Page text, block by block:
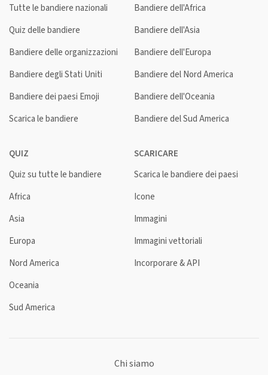
Tutte le bandiere nazionali
Quiz delle bandiere
Bandiere delle organizzazioni
Bandiere degli Stati Uniti
Bandiere dei paesi Emoji
Scarica le bandiere
Bandiere dell'Africa
Bandiere dell'Asia
Bandiere dell'Europa
Bandiere del Nord America
Bandiere dell'Oceania
Bandiere del Sud America
QUIZ
Quiz su tutte le bandiere
Africa
Asia
Europa
Nord America
Oceania
Sud America
SCARICARE
Scarica le bandiere dei paesi
Icone
Immagini
Immagini vettoriali
Incorporare & API
Chi siamo